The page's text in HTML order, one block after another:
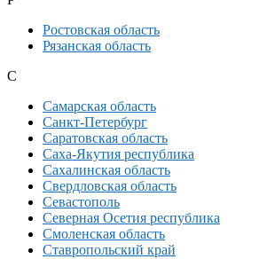
Ростовская область
Рязанская область
С
Самарская область
Санкт-Петербург
Саратовская область
Саха-Якутия республика
Сахалинская область
Свердловская область
Севастополь
Северная Осетия республика
Смоленская область
Ставропольский край